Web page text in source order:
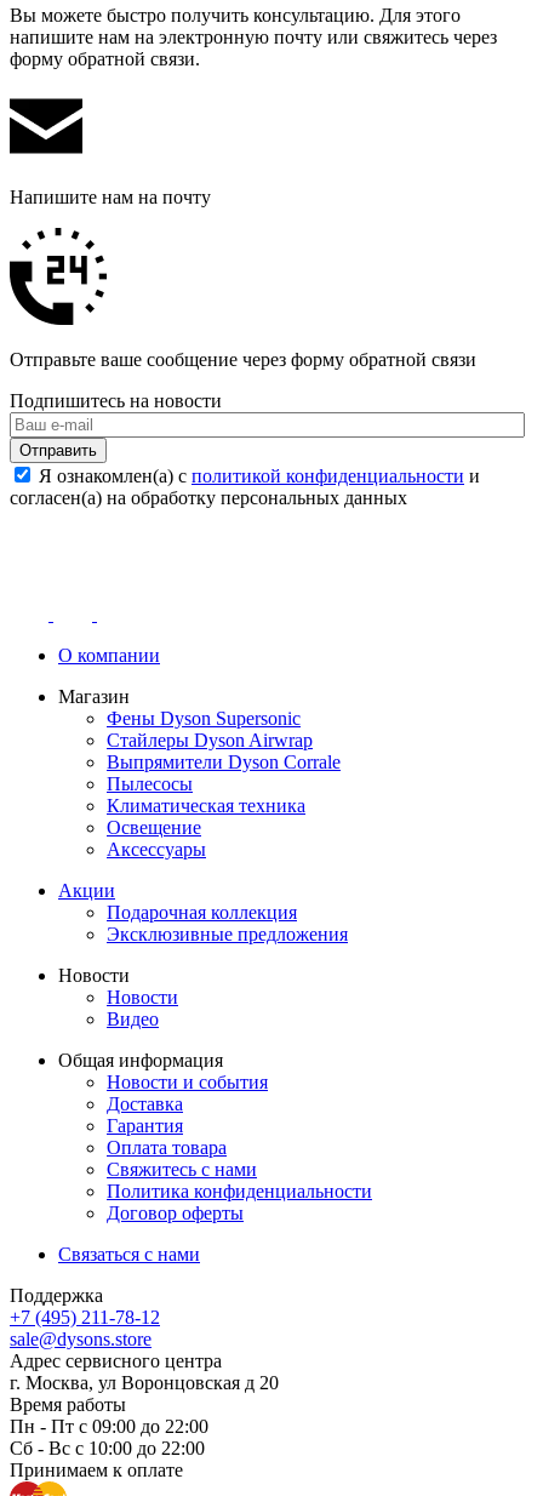
Вы можете быстро получить консультацию. Для этого
напишите нам на электронную почту или свяжитесь через
форму обратной связи.
Напишите нам на почту
Отправьте ваше сообщение через форму обратной связи
Подпишитесь на новости
Отправить
Я ознакомлен(а) с политикой конфиденциальности и
согласен(а) на обработку персональных данных
О компании
Магазин
Фены Dyson Supersonic
Стайлеры Dyson Airwrap
Выпрямители Dyson Corrale
Пылесосы
Климатическая техника
Освещение
Аксессуары
Акции
Подарочная коллекция
Эксклюзивные предложения
Новости
Новости
Видео
Общая информация
Новости и события
Доставка
Гарантия
Оплата товара
Свяжитесь с нами
Политика конфиденциальности
Договор оферты
Связаться с нами
Поддержка
+7 (495) 211-78-12
sale@dysons.store
Адрес сервисного центра
г. Москва, ул Воронцовская д 20
Время работы
Пн - Пт с 09:00 до 22:00
Сб - Вс с 10:00 до 22:00
Принимаем к оплате